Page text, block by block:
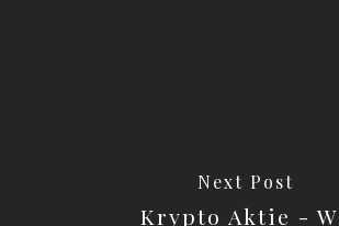
Next Post
Krypto Aktie -